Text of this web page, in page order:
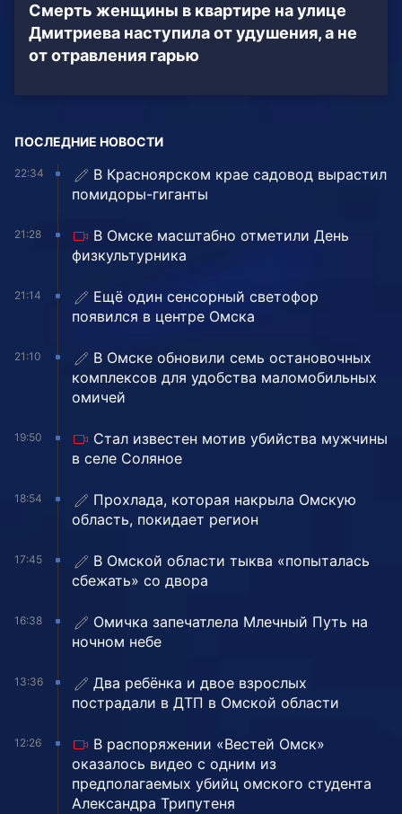
Смерть женщины в квартире на улице
Дмитриева наступила от удушения, а не
от отравления гарью
ПОСЛЕДНИЕ НОВОСТИ
22:34
В Красноярском крае садовод вырастил
помидоры-гиганты
21:28
В Омске масштабно отметили День
физкультурника
21:14
Ещё один сенсорный светофор
появился в центре Омска
21:10
В Омске обновили семь остановочных
комплексов для удобства маломобильных
омичей
19:50
Стал известен мотив убийства мужчины
в селе Соляное
18:54
Прохлада, которая накрыла Омскую
область, покидает регион
17:45
В Омской области тыква «попыталась
сбежать» со двора
16:38
Омичка запечатлела Млечный Путь на
ночном небе
13:36
Два ребёнка и двое взрослых
пострадали в ДТП в Омской области
12:26
В распоряжении «Вестей Омск»
оказалось видео с одним из
предполагаемых убийц омского студента
Александра Трипутеня